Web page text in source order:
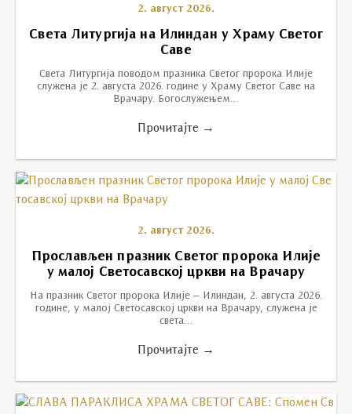
2. август 2026.
Света Литургија на Илиндан у Храму Светог
Саве
Света Литургија поводом празника Светог пророка Илије
служена је 2. августа 2026. године у Храму Светог Саве на
Врачару. Богослужењем…
Прочитајте →
2. август 2026.
Прослављен празник Светог пророка Илије
у малој Светосавској цркви на Врачару
На празник Светог пророка Илије – Илиндан, 2. августа 2026.
године, у малој Светосавској цркви на Врачару, служена је
света…
Прочитајте →